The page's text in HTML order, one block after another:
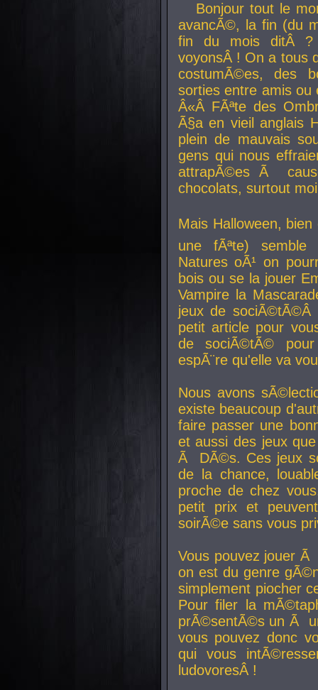
Bonjour tout le
avancÃ©, la fin (du
fin du mois ditÂ ?
voyonsÂ ! On a tous
costumÃ©es, des
sorties entre amis
Â«Â FÃªte des
Ã§a en vieil anglais
plein de mauvais
gens qui nous
attrapÃ©es Ã
chocolats, surtout
Mais Halloween, bien
une fÃªte) semble
Natures oÃ¹ on
bois ou se la jouer
Vampire la
jeux de
petit article pour
de sociÃ©tÃ©
espÃ¨re qu'elle va
Nous avons
existe beaucoup
faire passer une
et aussi des jeux
Ã DÃ©s. Ces jeux
de la chance,
proche de chez
petit prix et
soirÃ©e sans vous
Vous pouvez jouer
on est du genre
simplement piocher
Pour filer la
prÃ©sentÃ©s un Ã
vous pouvez donc
qui vous
ludovoresÂ !